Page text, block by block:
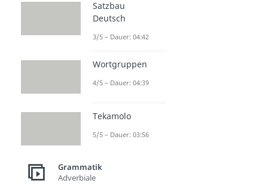
Weitere Satzarten
Dauer: 05:35
Dauer: 03:55
Subjektsatz
Dauer: 04:17
Dauer: 04:30
Dauer: 03:55
Dauer: 02:36
Kausalsatz
Satzbau
Deutsch
3/5 – Dauer: 04:42
Wortgruppen
4/5 – Dauer: 04:39
Tekamolo
5/5 – Dauer: 03:56
Grammatik
Adverbiale